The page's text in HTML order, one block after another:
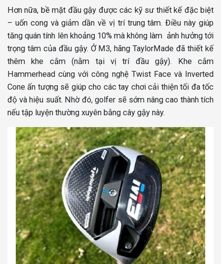
Hơn nữa, bề mặt đầu gậy được các kỹ sư thiết kế đặc biệt
– uốn cong và giảm dần về vị trí trung tâm. Điều này giúp
tăng quán tính lên khoảng 10% mà không làm ảnh hưởng tới
trọng tâm của đầu gậy. Ở M3, hãng TaylorMade đã thiết kế
thêm khe cắm (nằm tại vị trí đầu gậy). Khe cắm
Hammerhead cùng với công nghệ Twist Face và Inverted
Cone ấn tượng sẽ giúp cho các tay chơi cải thiện tối đa tốc
độ và hiệu suất. Nhờ đó, golfer sẽ sớm nâng cao thành tích
nếu tập luyện thường xuyên bằng cây gậy này.